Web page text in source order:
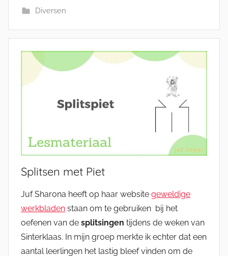
Diversen
Splitsen met Piet
Juf Sharona heeft op haar website geweldige
werkbladen staan om te gebruiken bij het
oefenen van de splitsingen tijdens de weken van
Sinterklaas. In mijn groep merkte ik echter dat een
aantal leerlingen het lastig bleef vinden om de